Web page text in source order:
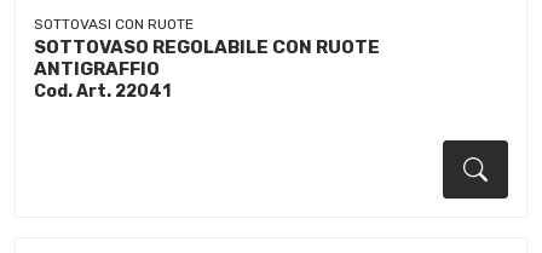
SOTTOVASI CON RUOTE
SOTTOVASO REGOLABILE CON RUOTE
ANTIGRAFFIO
Cod. Art. 22041